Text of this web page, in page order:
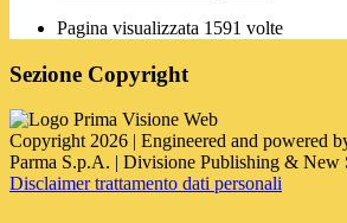
Pagina visualizzata 1591 volte
Sezione Copyright
Copyright 2026 | Engineered and powered
Parma S.p.A. | Divisione Publishing & New
Disclaimer trattamento dati personali